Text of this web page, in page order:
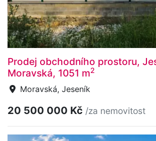
Prodej obchodního prostoru,
Moravská, 1051 m2
Moravská, Jeseník
20 500 000 Kč /za nemovitost